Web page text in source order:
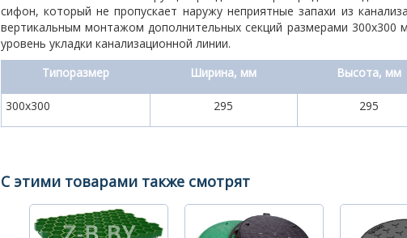
сифон, который не пропускает наружу неприятные запахи из
вертикальным монтажом дополнительных секций размерами 300х300
уровень укладки канализационной линии.
Типоразмер
Ширина, мм Высота, мм
300x300 295 295
С этими товарами также смотрят